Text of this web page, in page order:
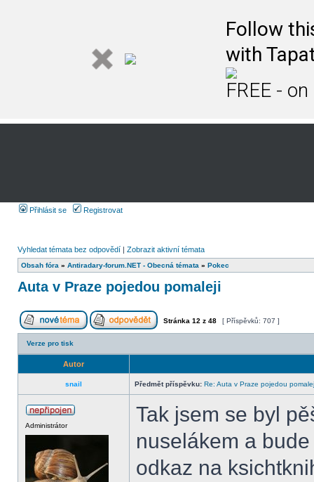
Follow
with
FREE -
Přihlásit se Registrovat
Vyhledat témata bez odpovědí | Zobrazit aktivní témata
Obsah fóra » Antiradary-forum.NET - Obecná témata » Pokec
Auta v Praze pojedou pomaleji
Stránka 12 z 48 [ Příspěvků: 707 ]
Verze pro tisk
Autor
snail Předmět příspěvku: Re: Auta v Praze pojedou
Administrátor
Tak jsem se byl
nuselákem a
odkaz na